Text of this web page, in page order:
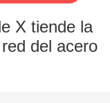
X tiende la
del acero